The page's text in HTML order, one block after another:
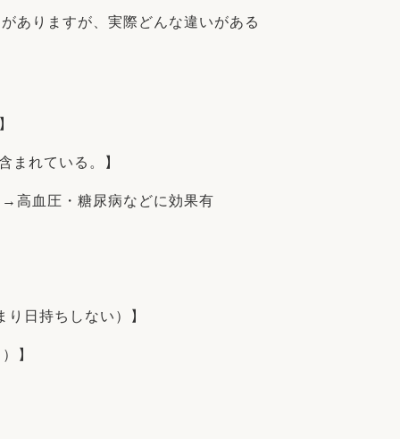
ありますが、実際どんな違いがある
まれている。】
高血圧・糖尿病などに効果有
日持ちしない）】
】